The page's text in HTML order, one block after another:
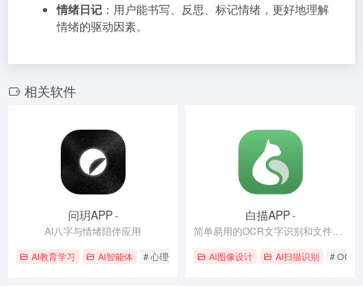
情绪日记 ：用户能书写、反思、标记情绪，更好地理解
情绪的驱动因素。
相关软件
问玥APP-
AI八字与情绪陪伴应用
AI教育学习 AI智能体 # 心理健康 # 情感支持 # 智能陪伴
白描APP-
AI图像设计 AI扫描识别 # OCR